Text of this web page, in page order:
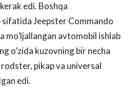
edi. Boshqa
Jeepster Commando
mo’ljallangan avtomobil ishlab
o’zida kuzovning bir necha
pikap va universal
edi.